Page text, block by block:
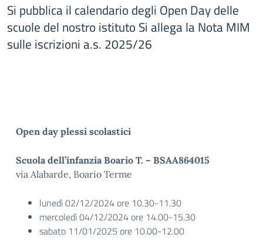
Si pubblica il calendario degli Open Day delle
scuole del nostro istituto Si allega la Nota MIM
sulle iscrizioni a.s. 2025/26
Open day plessi scolastici
Scuola dell’infanzia Boario T. – BSAA864015
via Alabarde, Boario Terme
lunedì 02/12/2024 ore 10.30-11.30
mercoledì 04/12/2024 ore 14.00-15.30
sabato 11/01/2025 ore 10.00-12.00